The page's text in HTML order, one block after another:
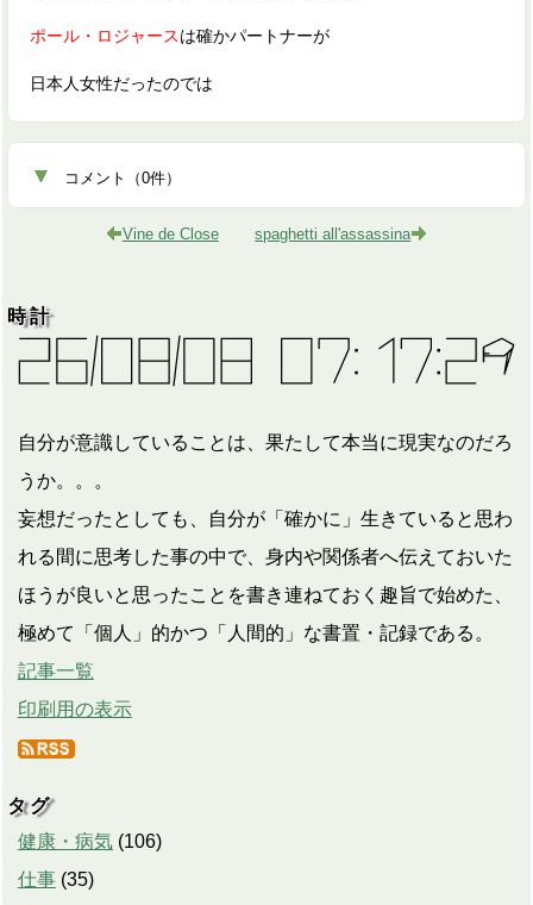
ポール・ロジャースは確かパートナーが
日本人女性だったのでは
コメント （0件）
Vine de Close spaghetti all'assassina
時計
自分が意識していることは、果たして本当に現実なのだろ
うか。。。
妄想だったとしても、自分が「確かに」生きていると思わ
れる間に思考した事の中で、身内や関係者へ伝えておいた
ほうが良いと思ったことを書き連ねておく趣旨で始めた、
極めて「個人」的かつ「人間的」な書置・記録である。
記事一覧
印刷用の表示
タグ
健康・病気 (106)
仕事 (35)